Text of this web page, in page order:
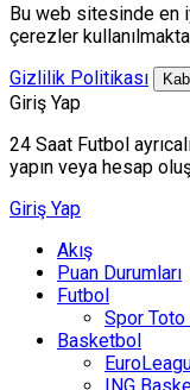
Bu web sitesinde en
çerezler
Gizlilik Politikası
Giriş Yap
24 Saat Futbol
yapın veya hesap
Giriş Yap
Akış
Puan Durumları
Futbol
Spor
Basketbol